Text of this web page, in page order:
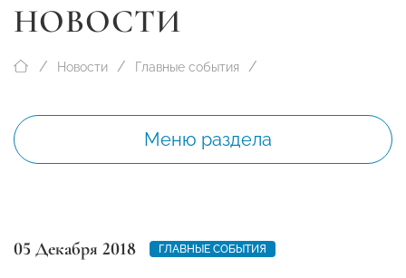
НОВОСТИ
Новости Главные события
Меню раздела
05 Декабря 2018 ГЛАВНЫЕ СОБЫТИЯ